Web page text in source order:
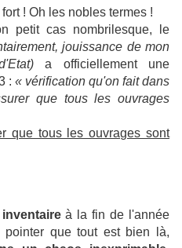
! Oh les nobles termes !
petit cas nombrilesque, le
jouissance de mon
a officiellement une
: « vérification qu'on fait dans
que tous les ouvrages
que tous les ouvrages sont
à la fin de l'année
que tout est bien là,